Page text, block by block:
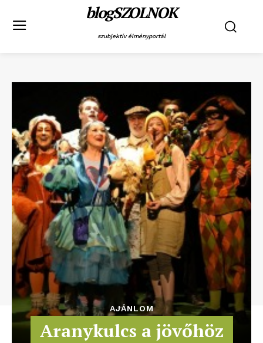
blogSZOLNOK
szubjektív élményportál
AJÁNLOM
Aranykulcs a jövőhöz